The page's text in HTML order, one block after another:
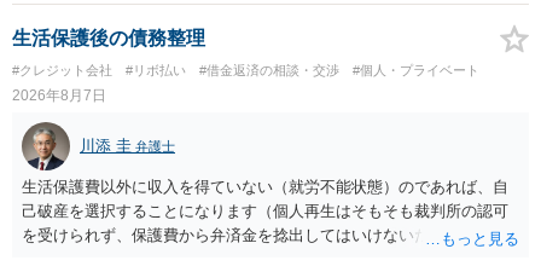
生活保護後の債務整理
#クレジット会社 #リボ払い #借金返済の相談・交渉 #個人・プライベート
2026年8月7日
川添 圭 弁護士
生活保護費以外に収入を得ていない（就労不能状態）のであれば、自
己破産を選択することになります（個人再生はそもそも裁判所の認可
を受けられず、保護費から弁済金を捻出してはいけないため任意整理